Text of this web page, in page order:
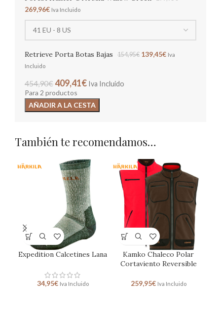
269,96€ Iva Incluido
Retrieve Porta Botas Bajas 154,95€ 139,45€ Iva
Incluido
454,90€409,41€ Iva Incluido
Para 2 productos
AÑADIR A LA CESTA
También te recomendamos…
Expedition Calcetines Lana
34,95€ Iva Incluido
Kamko Chaleco Polar
Cortaviento Reversible
259,95€ Iva Incluido